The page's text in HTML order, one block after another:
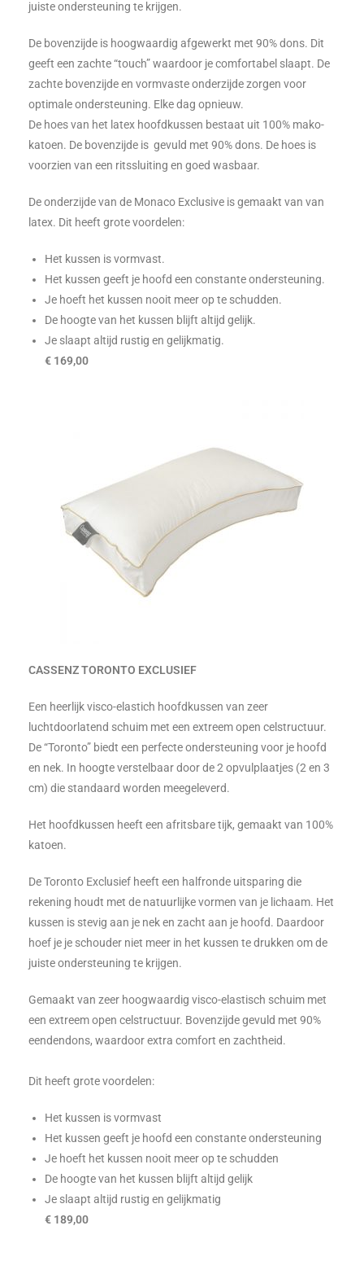
juiste ondersteuning te krijgen.
De bovenzijde is hoogwaardig afgewerkt met 90% dons. Dit
geeft een zachte “touch” waardoor je comfortabel slaapt. De
zachte bovenzijde en vormvaste onderzijde zorgen voor
optimale ondersteuning. Elke dag opnieuw.
De hoes van het latex hoofdkussen bestaat uit 100% mako-
katoen. De bovenzijde is gevuld met 90% dons. De hoes is
voorzien van een ritssluiting en goed wasbaar.
De onderzijde van de Monaco Exclusive is gemaakt van van
latex. Dit heeft grote voordelen:
Het kussen is vormvast.
Het kussen geeft je hoofd een constante ondersteuning.
Je hoeft het kussen nooit meer op te schudden.
De hoogte van het kussen blijft altijd gelijk.
Je slaapt altijd rustig en gelijkmatig.
€ 169,00
CASSENZ TORONTO EXCLUSIEF
Een heerlijk visco-elastich hoofdkussen van zeer
luchtdoorlatend schuim met een extreem open celstructuur.
De “Toronto” biedt een perfecte ondersteuning voor je hoofd
en nek. In hoogte verstelbaar door de 2 opvulplaatjes (2 en 3
cm) die standaard worden meegeleverd.
Het hoofdkussen heeft een afritsbare tijk, gemaakt van 100%
katoen.
De Toronto Exclusief heeft een halfronde uitsparing die
rekening houdt met de natuurlijke vormen van je lichaam. Het
kussen is stevig aan je nek en zacht aan je hoofd. Daardoor
hoef je je schouder niet meer in het kussen te drukken om de
juiste ondersteuning te krijgen.
Gemaakt van zeer hoogwaardig visco-elastisch schuim met
een extreem open celstructuur. Bovenzijde gevuld met 90%
eendendons, waardoor extra comfort en zachtheid.
Dit heeft grote voordelen:
Het kussen is vormvast
Het kussen geeft je hoofd een constante ondersteuning
Je hoeft het kussen nooit meer op te schudden
De hoogte van het kussen blijft altijd gelijk
Je slaapt altijd rustig en gelijkmatig
€ 189,00